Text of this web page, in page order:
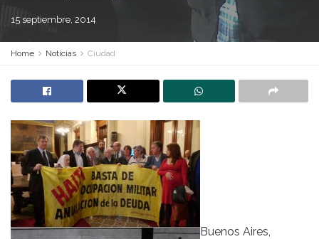
15 septiembre, 2014
Home Noticias Ciudad
Buenos Aires,